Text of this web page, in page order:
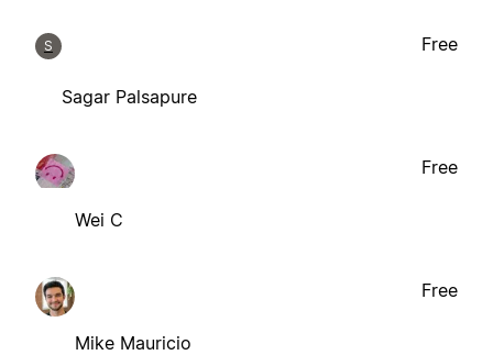
S
Sagar Palsapure
Free
Wei C
Free
Mike Mauricio
Free